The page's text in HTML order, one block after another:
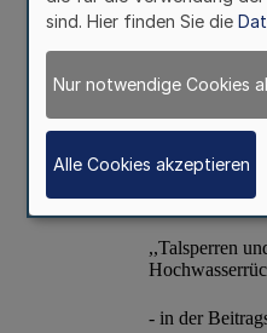
sind. Hier finden Sie die
Nur notwendige Cookies
Alle Cookies akzeptieren